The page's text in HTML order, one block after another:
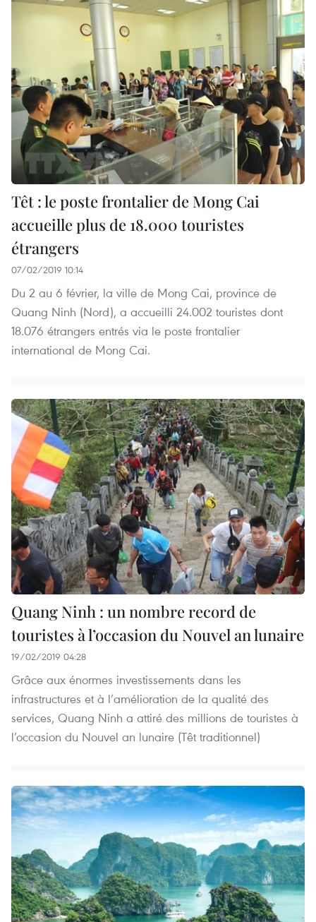
Têt : le poste frontalier de Mong Cai
accueille plus de 18.000 touristes
étrangers
07/02/2019 10:14
Du 2 au 6 février, la ville de Mong Cai, province de
Quang Ninh (Nord), a accueilli 24.002 touristes dont
18.076 étrangers entrés via le poste frontalier
international de Mong Cai.
Quang Ninh : un nombre record de
touristes à l’occasion du Nouvel an lunaire
19/02/2019 04:28
Grâce aux énormes investissements dans les
infrastructures et à l’amélioration de la qualité des
services, Quang Ninh a attiré des millions de touristes à
l’occasion du Nouvel an lunaire (Têt traditionnel)